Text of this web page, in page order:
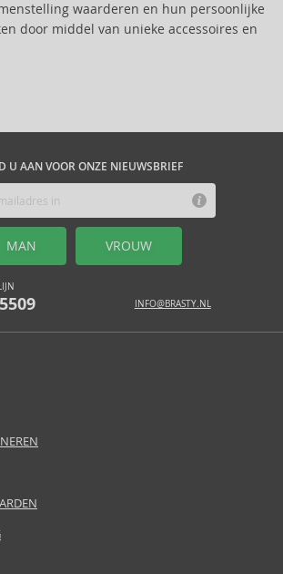
waarderen en hun persoonlijke
door middel van unieke accessoires en
U AAN VOOR ONZE NIEUWSBRIEF
MAN VROUW
INFO@BRASTY.NL